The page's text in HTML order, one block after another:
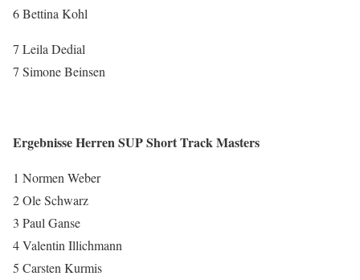
6 Bettina Kohl
7 Leila Dedial
7 Simone Beinsen
Ergebnisse Herren SUP Short Track Masters
1 Normen Weber
2 Ole Schwarz
3 Paul Ganse
4 Valentin Illichmann
5 Carsten Kurmis